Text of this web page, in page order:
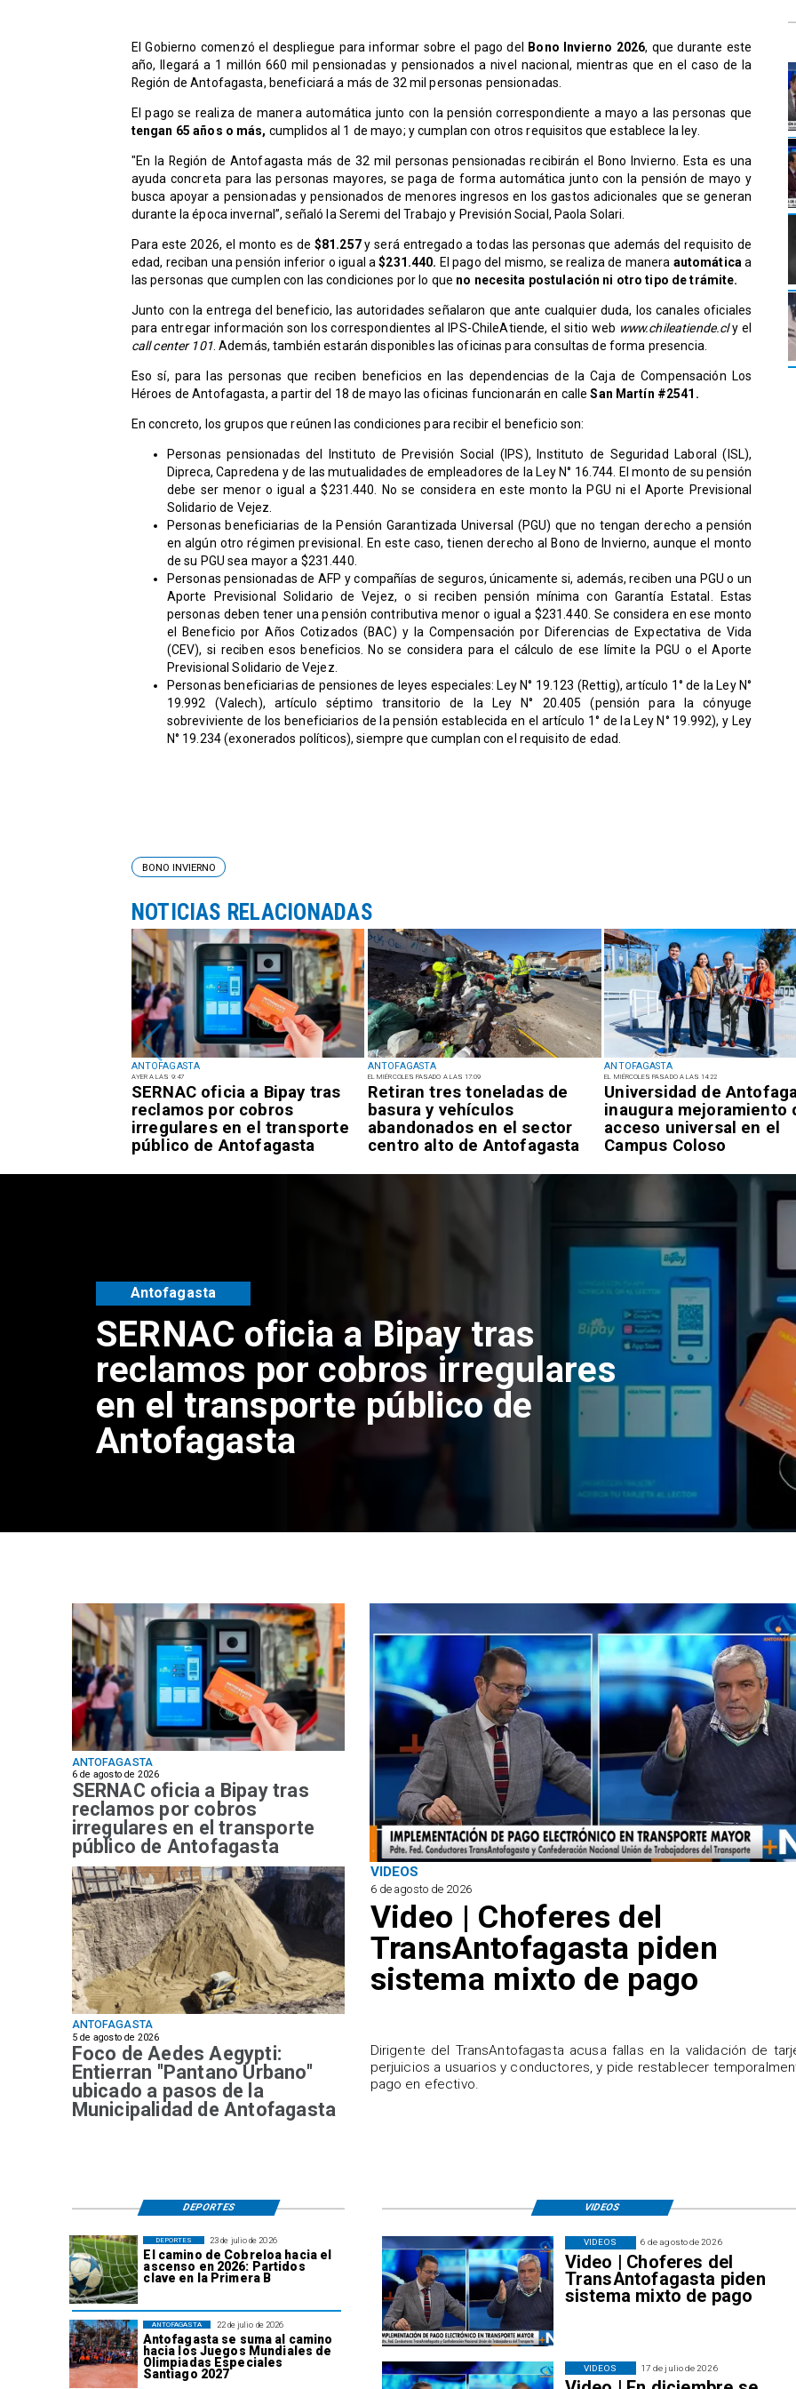
El Gobierno comenzó el despliegue para informar sobre el pago del Bono Invierno 2026, que durante este
año, llegará a 1 millón 660 mil pensionadas y pensionados a nivel nacional, mientras que en el caso de la
Región de Antofagasta, beneficiará a más de 32 mil personas pensionadas.
El pago se realiza de manera automática junto con la pensión correspondiente a mayo a las personas que
tengan 65 años o más, cumplidos al 1 de mayo; y cumplan con otros requisitos que establece la ley.
"En la Región de Antofagasta más de 32 mil personas pensionadas recibirán el Bono Invierno. Esta es una
ayuda concreta para las personas mayores, se paga de forma automática junto con la pensión de mayo y
busca apoyar a pensionadas y pensionados de menores ingresos en los gastos adicionales que se generan
durante la época invernal”, señaló la Seremi del Trabajo y Previsión Social, Paola Solari.
Para este 2026, el monto es de $81.257y será entregado a todas las personas que además del requisito de
edad, reciban una pensión inferior o igual a$231.440. El pago del mismo, se realiza de manera automáticaa
las personas que cumplen con las condiciones por lo que no necesita postulación ni otro tipo de trámite.
Junto con la entrega del beneficio, las autoridades señalaron que ante cualquier duda, los canales oficiales
para entregar información son los correspondientes al IPS-ChileAtiende, el sitio web www.chileatiende.cly el
call center 101. Además, también estarán disponibles las oficinas para consultas de forma presencia.
Eso sí, para las personas que reciben beneficios en las dependencias de la Caja de Compensación Los
Héroes de Antofagasta, a partir del 18 de mayo las oficinas funcionarán en calleSan Martín #2541.
En concreto, los grupos que reúnen las condiciones para recibir el beneficio son:
​Personas pensionadas del Instituto de Previsión Social (IPS), Instituto de Seguridad Laboral (ISL),
Dipreca, Capredena y de las mutualidades de empleadores de la Ley N° 16.744. El monto de su pensión
debe ser menor o igual a $231.440. No se considera en este monto la PGU ni el Aporte Previsional
Solidario de Vejez.
Personas beneficiarias de la Pensión Garantizada Universal (PGU) que no tengan derecho a pensión
en algún otro régimen previsional. En este caso, tienen derecho al Bono de Invierno, aunque el monto
de su PGU sea mayor a $231.440.
Personas pensionadas de AFP y compañías de seguros, únicamente si, además, reciben una PGU o un
Aporte Previsional Solidario de Vejez, o si reciben pensión mínima con Garantía Estatal. Estas
personas deben tener una pensión contributiva menor o igual a $231.440. Se considera en ese monto
el Beneficio por Años Cotizados (BAC) y la Compensación por Diferencias de Expectativa de Vida
(CEV), si reciben esos beneficios. No se considera para el cálculo de ese límite la PGU o el Aporte
Previsional Solidario de Vejez.
Personas beneficiarias de pensiones de leyes especiales: Ley N° 19.123 (Rettig), artículo 1° de la Ley N°
19.992 (Valech), artículo séptimo transitorio de la Ley N° 20.405 (pensión para la cónyuge
sobreviviente de los beneficiarios de la pensión establecida en el artículo 1° de la Ley N° 19.992), y Ley
N° 19.234 (exonerados políticos), siempre que cumplan con el requisito de edad.
ANTOFAGASTA
AYER A LAS 9:47
SERNAC oficia a Bipay tras
reclamos por cobros
irregulares en el transporte
público de Antofagasta
ANTOFAGASTA
EL MIÉRCOLES PASADO A LAS 17:09
Retiran tres toneladas de
basura y vehículos
abandonados en el sector
centro alto de Antofagasta
ANTOFAGASTA
EL MIÉRCOLES PASADO A LAS 14:22
Universidad de
inaugura mejoramiento
acceso universal en el
Campus Coloso
BONO INVIERNO
NOTICIAS RELACIONADAS
SERNAC oficia a Bipay tras
reclamos por cobros irregulares
en el transporte público de
Antofagasta
Antofagasta
ANTOFAGASTA
6 de agosto de 2026
SERNAC oficia a Bipay tras
reclamos por cobros
irregulares en el transporte
público de Antofagasta
VIDEOS
6 de agosto de 2026
Video | Choferes del
TransAntofagasta piden
sistema mixto de pago
​Dirigente del TransAntofagasta acusa fallas en la validación de
perjuicios a usuarios y conductores, y pide restablecer
pago en efectivo.
ANTOFAGASTA
5 de agosto de 2026
Foco de Aedes Aegypti:
Entierran "Pantano Urbano"
ubicado a pasos de la
Municipalidad de Antofagasta
23 de julio de 2026
El camino de Cobreloa hacia el
ascenso en 2026: Partidos
clave en la Primera B
DEPORTES
22 de julio de 2026
Antofagasta se suma al camino
hacia los Juegos Mundiales de
Olimpiadas Especiales
Santiago 2027
ANTOFAGASTA
6 de agosto de 2026
Video | Choferes del
TransAntofagasta piden
sistema mixto de pago
VIDEOS
17 de julio de 2026
VIDEOS
VIDEOS
DEPORTES